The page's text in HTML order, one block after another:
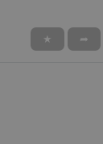
★ ➦